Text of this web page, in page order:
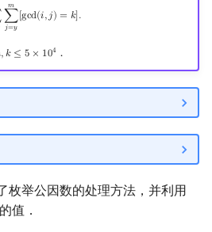
𝑚
∑
𝑗=𝑦
[gcd(𝑖,𝑗) = 𝑘].
n∑j=y gcd ( k
,𝑘 ≤ 5 × 104
104 ．
枚举公因数的处理方法，并利用
值．